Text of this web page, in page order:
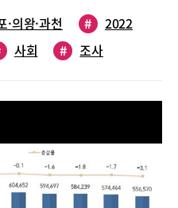
가장 많이 감소한 행정구역은
양시 연령별 인구는 50대가 9
음으로 40대 8만4527명
만1002명(11.1%)으로 1만
구, 여자 2만8682가구로 여자
. 연령대별로 보면 30대 가구가
50대(15.6%) 순이다.2021년 기
68.1만 원을 지출한 것으로
내용을 담은 <2022년 제8회
년 제8회 안양시 사회조사
은 관내 표본 1200가구의 만
통계표에서 지표의 성격에 따라
)이 차이가 있을 수 있으며 연령
상이 대상이다. 내용 중 <지난
년 9월 13일까지의 기간을 말한
·의왕·과천 #
2022
사회 #
조사